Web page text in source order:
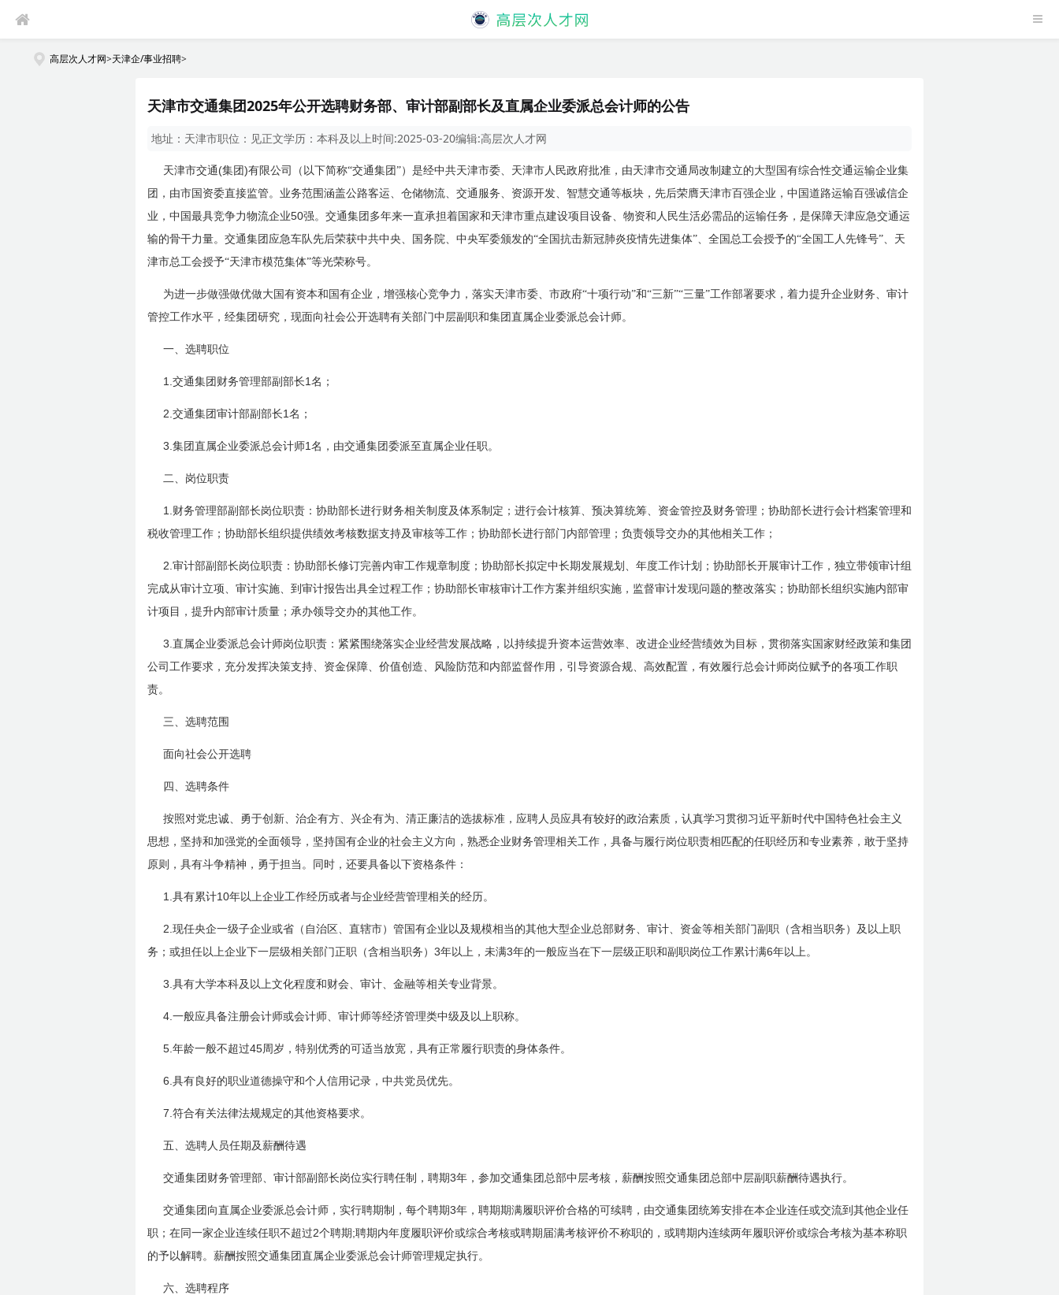
高层次人才网>天津企/事业招聘>
天津市交通集团2025年公开选聘财务部、审计部副部长及直属企业委派总会计师的公告
地址： 天津市职位： 见正文学历： 本科及以上时间:2025-03-20编辑:高层次人才网
天津市交通 (集团)有限公司（以下简称“交通集团”）是经中共天津市委、天津市人民政府批准，由天津市交通局改制建立的大型国有综合性交通运输企业集
团，由市国资委直接监管。业务范围涵盖公路客运、仓储物流、交通服务、资源开发、智慧交通等板块，先后荣膺天津市百强企业，中国道路运输百强诚信企
业，中国最具竞争力物流企业50强。交通集团多年来一直承担着国家和天津市重点建设项目设备、物资和人民生活必需品的运输任务，是保障天津应急交通运
输的骨干力量。交通集团应急车队先后荣获中共中央、国务院、中央军委颁发的“全国抗击新冠肺炎疫情先进集体”、全国总工会授予的“全国工人先锋号”、天
津市总工会授予“天津市模范集体”等光荣称号。
为进一步做强做优做大国有资本和国有企业，增强核心竞争力，落实天津市委、市政府“十项行动”和“三新”“三量”工作部署要求，着力提升企业财务、审计
管控工作水平，经集团研究，现面向社会公开选聘有关部门中层副职和集团直属企业委派总会计师。
一、选聘职位
1. 交通集团财务管理部副部长1 名；
2. 交通集团审计部副部长1 名；
3. 集团直属企业委派总会计师1 名，由交通集团委派至直属企业任职。
二、岗位职责
1. 财务管理部副部长岗位职责：协助部长进行财务相关制度及体系制定；进行会计核算、预决算统筹、资金管控及财务管理；协助部长进行会计档案管理和
税收管理工作；协助部长组织提供绩效考核数据支持及审核等工作；协助部长进行部门内部管理；负责领导交办的其他相关工作；
2. 审计部副部长岗位职责：协助部长修订完善内审工作规章制度；协助部长拟定中长期发展规划、年度工作计划；协助部长开展审计工作，独立带领审计组
完成从审计立项、审计实施、到审计报告出具全过程工作；协助部长审核审计工作方案并组织实施，监督审计发现问题的整改落实；协助部长组织实施内部审
计项目，提升内部审计质量；承办领导交办的其他工作。
3. 直属企业委派总会计师岗位职责：紧紧围绕落实企业经营发展战略，以持续提升资本运营效率、改进企业经营绩效为目标，贯彻落实国家财经政策和集团
公司工作要求，充分发挥决策支持、资金保障、价值创造、风险防范和内部监督作用，引导资源合规、高效配置，有效履行总会计师岗位赋予的各项工作职
责。
三、选聘范围
面向社会公开选聘
四、选聘条件
按照对党忠诚、勇于创新、治企有方、兴企有为、清正廉洁的选拔标准，应聘人员应具有较好的政治素质，认真学习贯彻习近平新时代中国特色社会主义
思想，坚持和加强党的全面领导，坚持国有企业的社会主义方向，熟悉企业财务管理相关工作，具备与履行岗位职责相匹配的任职经历和专业素养，敢于坚持
原则，具有斗争精神，勇于担当。同时，还要具备以下资格条件：
1. 具有累计10年以上企业工作经历或者与企业经营管理相关的经历。
2. 现任央企一级子企业或省（自治区、直辖市）管国有企业以及规模相当的其他大型企业总部财务、审计、资金等相关部门副职（含相当职务）及以上职
务；或担任以上企业下一层级相关部门正职（含相当职务） 3年以上，未满3年的一般应当在下一层级正职和副职岗位工作累计满6年以上。
3. 具有大学本科及以上文化程度和财会、审计、金融等相关专业背景。
4. 一般应具备注册会计师或会计师、审计师等经济管理类中级及以上职称。
5. 年龄一般不超过45周岁，特别优秀的可适当放宽，具有正常履行职责的身体条件。
6. 具有良好的职业道德操守和个人信用记录，中共党员优先。
7. 符合有关法律法规规定的其他资格要求。
五、选聘人员任期及薪酬待遇
交通集团财务管理部、审计部副部长岗位实行聘任制，聘期3年，参加交通集团总部中层考核，薪酬按照交通集团总部中层副职薪酬待遇执行。
交通集团向直属企业委派总会计师，实行聘期制，每个聘期3年，聘期期满履职评价合格的可续聘，由交通集团统筹安排在本企业连任或交流到其他企业任
职；在同一家企业连续任职不超过2个聘期;聘期内年度履职评价或综合考核或聘期届满考核评价不称职的，或聘期内连续两年履职评价或综合考核为基本称职
的予以解聘。薪酬按照交通集团直属企业委派总会计师管理规定执行。
六、选聘程序